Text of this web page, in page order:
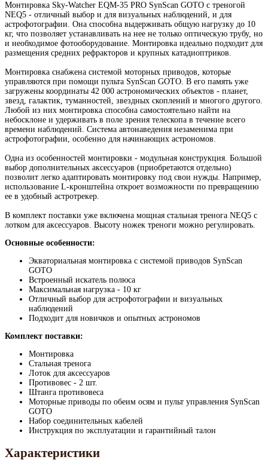
Монтировка Sky-Watcher EQM-35 PRO SynScan GOTO с треногой
NEQ5 - отличный выбор и для визуальных наблюдений, и для
астрофотографии. Она способна выдерживать общую нагрузку до 10
кг, что позволяет устанавливать на нее не только оптическую трубу, но
и необходимое фотооборудование. Монтировка идеально подходит для
размещения средних рефракторов и крупных катадиоптриков.
Монтировка снабжена системой моторных приводов, которые
управляются при помощи пульта SynScan GOTO. В его память уже
загружены координаты 42 000 астрономических объектов - планет,
звезд, галактик, туманностей, звездных скоплений и многого другого.
Любой из них монтировка способна самостоятельно найти на
небосклоне и удерживать в поле зрения телескопа в течение всего
времени наблюдений. Система автонаведения незаменима при
астрофотографии, особенно для начинающих астрономов.
Одна из особенностей монтировки - модульная конструкция. Большой
выбор дополнительных аксессуаров (приобретаются отдельно)
позволит легко адаптировать монтировку под свои нужды. Например,
использование L-кронштейна откроет возможности по превращению
ее в удобный астротрекер.
В комплект поставки уже включена мощная стальная тренога NEQ5 с
лотком для аксессуаров. Высоту ножек треноги можно регулировать.
Основные особенности:
Экваториальная монтировка с системой приводов SynScan
GOTO
Встроенный искатель полюса
Максимальная нагрузка - 10 кг
Отличный выбор для астрофотографии и визуальных
наблюдений
Подходит для новичков и опытных астрономов
Комплект поставки:
Монтировка
Стальная тренога
Лоток для аксессуаров
Противовес - 2 шт.
Штанга противовеса
Моторные приводы по обеим осям и пульт управления SynScan
GOTO
Набор соединительных кабелей
Инструкция по эксплуатации и гарантийный талон
Характеристики